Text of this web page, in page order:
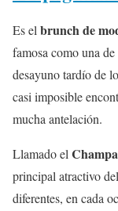
Es elbrunch de
famosa como una
desayuno tardío de
casi imposible
mucha antelación.
Llamado el
principal atractivo
diferentes, en cada